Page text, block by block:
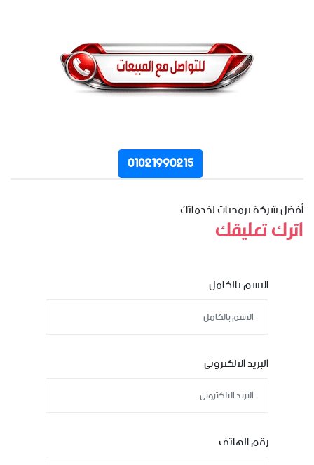
01021990215
أفضل شركة برمجيات لخدماتك
اترك تعليقك
الاسم بالكامل
البريد الالكترونى
رقم الهاتف